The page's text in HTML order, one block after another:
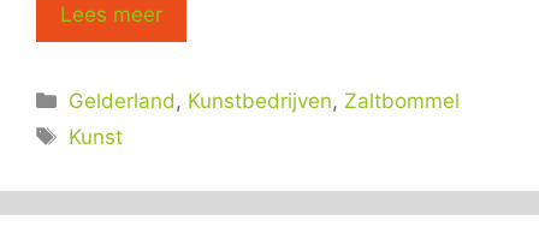
Lees meer
Categorieën
Gelderland , Kunstbedrijven, Zaltbommel
Tags
Kunst